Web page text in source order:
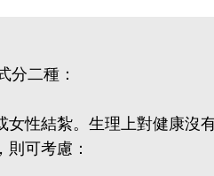
分二種：
性結紮。生理上對健康沒有
可考慮：